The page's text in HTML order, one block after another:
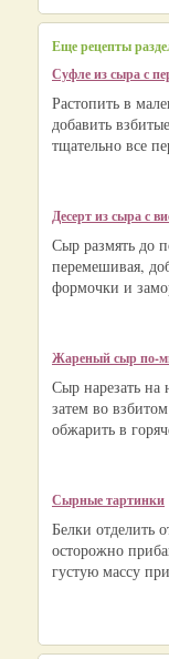
Еще рецепты
Суфле из сыра с
Растопить в
добавить
тщательно все
Десерт из сыра с
Сыр размять до
перемешивая,
формочки и
Жареный сыр по-
Сыр нарезать на
затем во
обжарить в
Сырные тартинки
Белки отделить
осторожно
густую массу